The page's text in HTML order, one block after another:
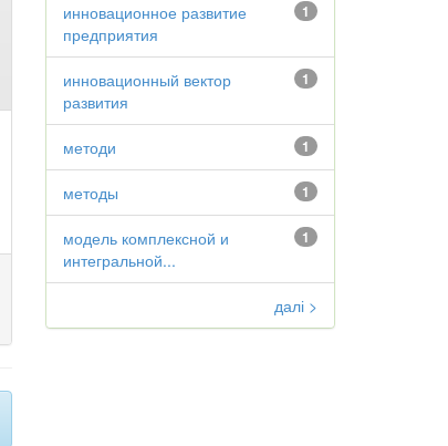
1
инновационное развитие
предприятия
1
инновационный вектор
развития
1
методи
1
методы
1
модель комплексной и
интегральной...
далі >